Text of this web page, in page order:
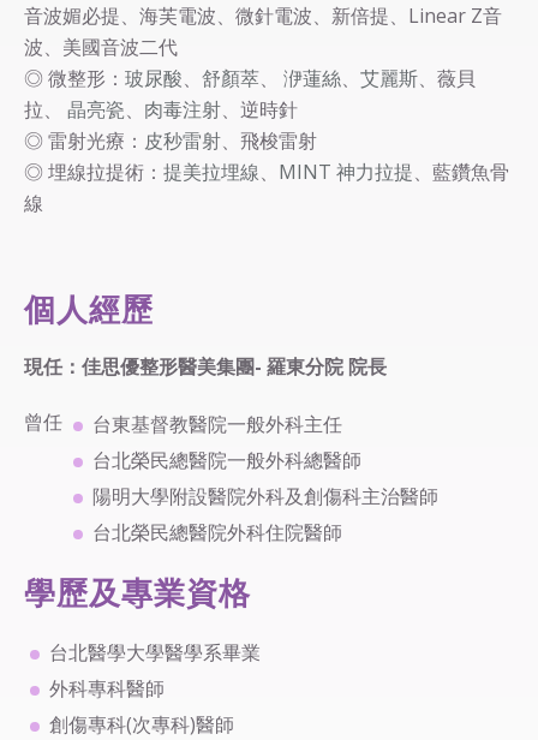
音波媚必提、海芙電波、微針電波、新倍提、Linear Z音
波、美國音波二代
◎ 微整形： 玻尿酸、 舒顏萃、 洢蓮絲、 艾麗斯、薇貝
拉、 晶亮瓷、 肉毒注射、逆時針
◎ 雷射光療： 皮秒雷射、飛梭雷射
◎ 埋線拉提術： 提美拉埋線、 MINT 神力拉提、藍鑽魚骨
線
個人經歷
現任： 佳思優整形醫美集團- 羅東分院 院長
曾任
台東基督教醫院一般外科主任
台北榮民總醫院一般外科總醫師
陽明大學附設醫院外科及創傷科主治醫師
台北榮民總醫院外科住院醫師
學歷及專業資格
台北醫學大學醫學系畢業
外科專科醫師
創傷專科(次專科)醫師